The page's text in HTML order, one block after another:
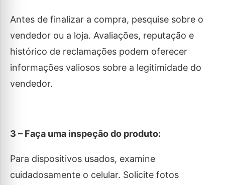
Antes de finalizar a compra, pesquise sobre o
vendedor ou a loja. Avaliações, reputação e
histórico de reclamações podem oferecer
informações valiosos sobre a legitimidade do
vendedor.
3 – Faça uma inspeção do produto:
Para dispositivos usados, examine
cuidadosamente o celular. Solicite fotos